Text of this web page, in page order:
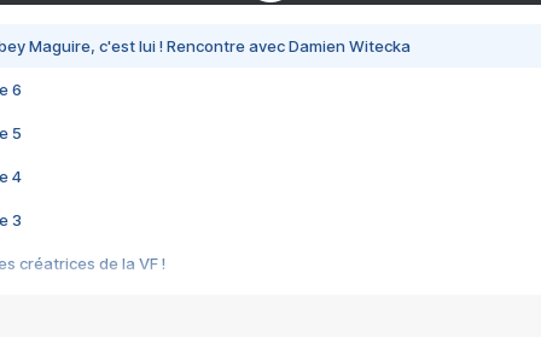
Maguire, c'est lui ! Rencontre avec Damien Witecka
6
5
4
3
créatrices de la VF !